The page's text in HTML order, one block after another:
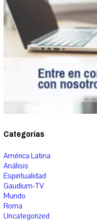
Categorías
América Latina
Análisis
Espiritualidad
Gaudium-TV
Mundo
Roma
Uncategorized